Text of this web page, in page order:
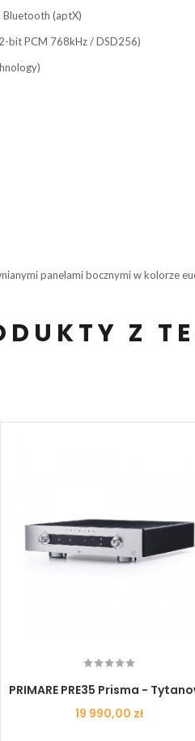
Bluetooth (aptX)
bit PCM 768kHz / DSD256)
panelami bocznymi w kolorze
Z
PRIMARE PRE35 Prisma -
Cena
19 990,00 zł